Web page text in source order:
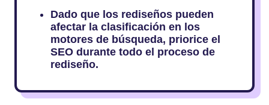
Dado que los rediseños pueden
afectar la clasificación en los
motores de búsqueda, priorice el
SEO durante todo el proceso de
rediseño.